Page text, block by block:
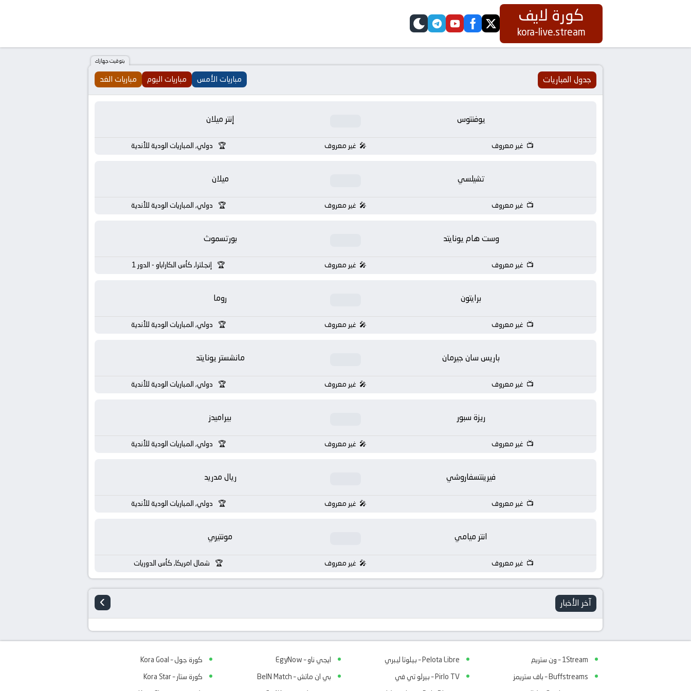
كورة
لايف
كورة لايف
kora-live.stream
twitter
facebook
youtube
telegram
skin
بتوقيت جهازك
جدول المباريات مباريات الأمس مباريات اليوم مباريات الغد
يوفنتوس إنتر ميلان
غير معروف غير معروف دولي, المباريات الودية للأندية
تشيلسي ميلان
غير معروف غير معروف دولي, المباريات الودية للأندية
وست هام يونايتد بورتسموث
غير معروف غير معروف إنجلترا, كأس الكاراباو - الدور 1
برايتون روما
غير معروف غير معروف دولي, المباريات الودية للأندية
باريس سان جيرمان مانشستر يونايتد
غير معروف غير معروف دولي, المباريات الودية للأندية
ريزة سبور بيراميدز
غير معروف غير معروف دولي, المباريات الودية للأندية
فيرينتسفاروشي ريال مدريد
غير معروف غير معروف دولي, المباريات الودية للأندية
انتر ميامي مونتيري
غير معروف غير معروف شمال امريكا, كأس الدوريات
آخر الأخبار ›
1Stream – ون ستريم
Buffstreams – باف ستريمز
Pelota Libre – بيلوتا ليبري
Pirlo TV – بيرلو تي في
ايجي ناو – EgyNow
بي ان ماتش – BeIN Match
كورة جول – Kora Goal
كورة ستار – Kora Star